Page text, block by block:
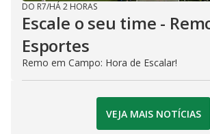
DO R7/HÁ 2 HORAS
Escale o seu time -
Esportes
Remo em Campo: Hora de Escalar!
VEJA MAIS NOTÍCIAS